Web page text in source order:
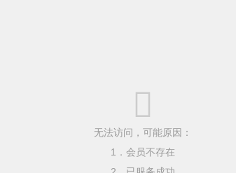

无法访问，可能原因：
1．会员不存在